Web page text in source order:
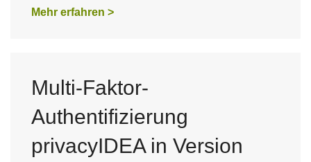
Mehr erfahren >
Multi-Faktor-
Authentifizierung
privacyIDEA in Version